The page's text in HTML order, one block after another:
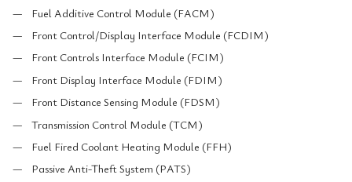
Fuel Additive Control Module (FACM)
Front Control/Display Interface Module (FCDIM)
Front Controls Interface Module (FCIM)
Front Display Interface Module (FDIM)
Front Distance Sensing Module (FDSM)
Transmission Control Module (TCM)
Fuel Fired Coolant Heating Module (FFH)
Passive Anti-Theft System (PATS)